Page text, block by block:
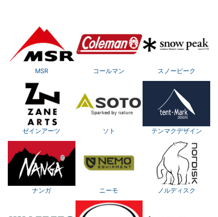
MSR コールマン スノーピーク
ゼインアーツ ソト テンマクデザイン
ナンガ ニーモ ノルディスク